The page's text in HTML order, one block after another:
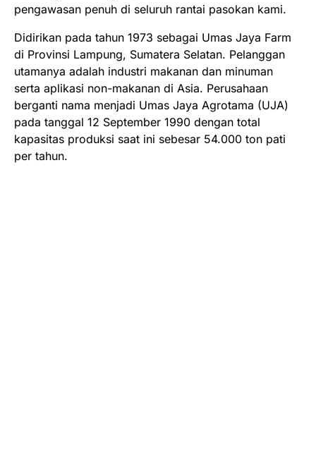
pengawasan penuh di seluruh rantai pasokan kami.
Didirikan pada tahun 1973 sebagai Umas Jaya Farm
di Provinsi Lampung, Sumatera Selatan. Pelanggan
utamanya adalah industri makanan dan minuman
serta aplikasi non-makanan di Asia. Perusahaan
berganti nama menjadi Umas Jaya Agrotama (UJA)
pada tanggal 12 September 1990 dengan total
kapasitas produksi saat ini sebesar 54.000 ton pati
per tahun.